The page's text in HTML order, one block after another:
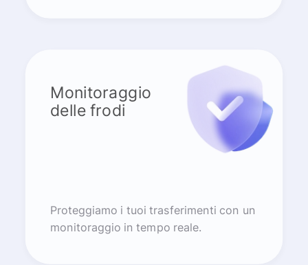
Monitoraggio
delle frodi
Proteggiamo i tuoi trasferimenti con un
monitoraggio in tempo reale.